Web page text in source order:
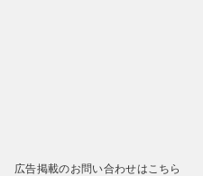
広告掲載のお問い合わせはこちら